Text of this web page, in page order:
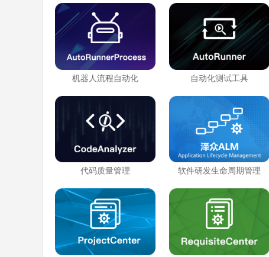
机器人流程自动化 自动化测试工具
代码质量管理 软件研发生命周期管理